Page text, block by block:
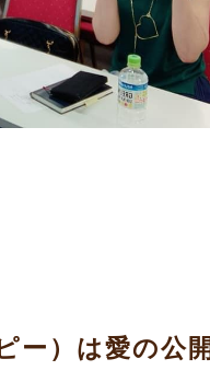
ー）は愛の公